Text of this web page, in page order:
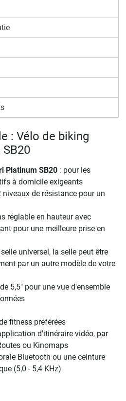
: Vélo de biking
Platinum SB20 : pour les
à domicile exigeants
de résistance pour un
réglable en hauteur avec
pour une meilleure prise en
universel, la selle peut être
par un autre modèle de votre
5,5" pour une vue d'ensemble
fitness préférées
d'itinéraire vidéo, par
ou Kinomaps
Bluetooth ou une ceinture
(5,0 - 5,4 KHz)